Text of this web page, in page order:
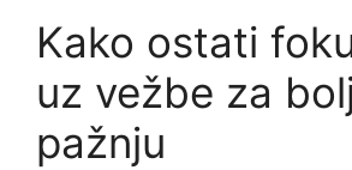
Kako ostati
uz vežbe za
pažnju